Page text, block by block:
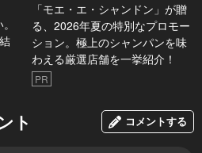
「モエ・エ・シャンドン」が贈
る、2026年夏の特別なプロモー
ション。極上のシャンパンを味
わえる厳選店舗を一挙紹介！
PR
ト コメントする